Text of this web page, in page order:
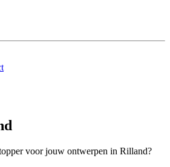
voor jouw ontwerpen in Rilland?